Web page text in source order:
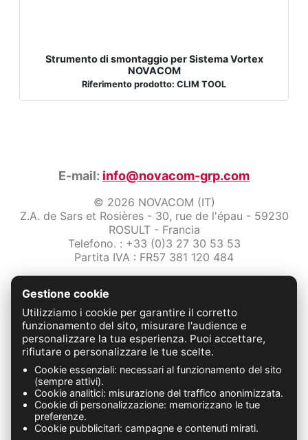
Strumento di smontaggio per Sistema Vortex
NOVACOM
Riferimento prodotto: CLIM TOOL
E-mail: info@novacom-grp.com
© 2026 NOVACOM (IT)
Z.A. de Sars et Rosières - 30, rue de l'épau - 59230
ROSULT - Francia
Telefono. : +33 (0)3 27 30 53 53
Partita IVA : FR57 381 120 484
Protezione dei dati
Condizioni Generali di Vendita
Contattaci
FABRICATION FRANÇAISE
Gestione cookie
Utilizziamo i cookie per garantire il corretto
funzionamento del sito, misurare l'audience e
personalizzare la tua esperienza. Puoi accettare,
rifiutare o personalizzare le tue scelte.
Cookie essenziali: necessari al funzionamento del sito
(sempre attivi).
Cookie analitici: misurazione del traffico anonimizzata.
Cookie di personalizzazione: memorizzano le tue
preferenze.
Cookie pubblicitari: campagne e contenuti mirati.